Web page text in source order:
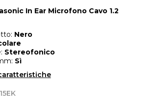
In Ear Microfono Cavo 1.2
Nero
Stereofonico
Sì